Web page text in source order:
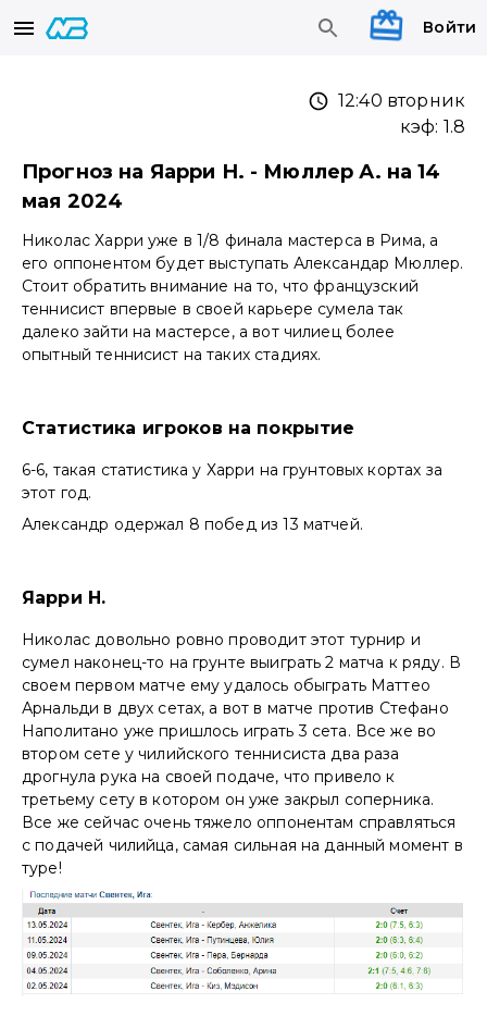
Войти
12:40 вторник
кэф: 1.8
Прогноз на Яарри Н. - Мюллер А. на 14
мая 2024
Николас Харри уже в 1/8 финала мастерса в Рима, а
его оппонентом будет выступать Александар Мюллер.
Стоит обратить внимание на то, что французский
теннисист впервые в своей карьере сумела так
далеко зайти на мастерсе, а вот чилиец более
опытный теннисист на таких стадиях.
Статистика игроков на покрытие
6-6, такая статистика у Харри на грунтовых кортах за
этот год.
Александр одержал 8 побед из 13 матчей.
Яарри Н.
Николас довольно ровно проводит этот турнир и
сумел наконец-то на грунте выиграть 2 матча к ряду. В
своем первом матче ему удалось обыграть Маттео
Арнальди в двух сетах, а вот в матче против Стефано
Наполитано уже пришлось играть 3 сета. Все же во
втором сете у чилийского теннисиста два раза
дрогнула рука на своей подаче, что привело к
третьему сету в котором он уже закрыл соперника.
Все же сейчас очень тяжело оппонентам справляться
с подачей чилийца, самая сильная на данный момент в
туре!